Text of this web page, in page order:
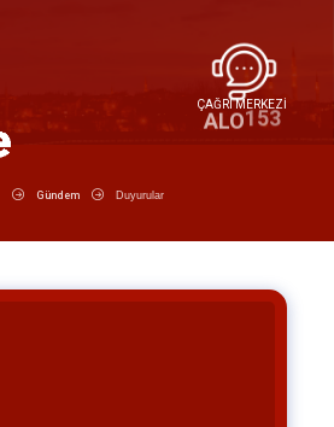
ÇAĞRI MERKEZİ
ALO153
Gündem Duyurular